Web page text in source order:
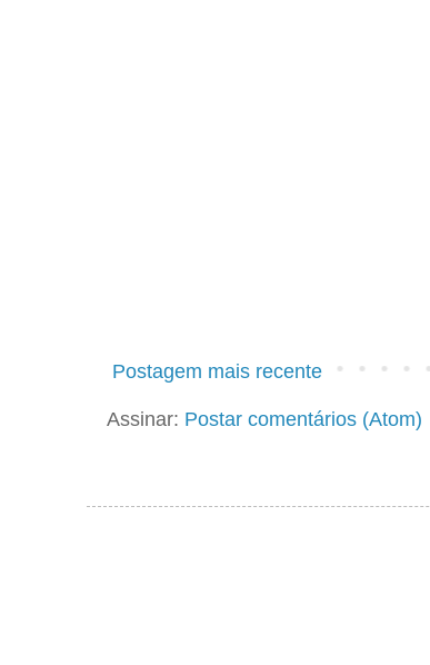
Postagem mais recente
Assinar: Postar comentários (Atom)